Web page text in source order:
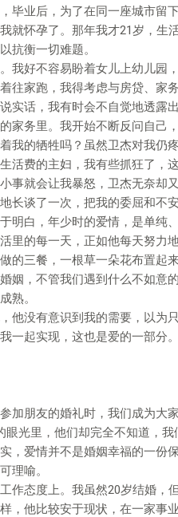
毕业后，为了在同一座城市留
就怀孕了。那年我才21岁，生
抗衡一切难题。
我好不容易盼着女儿上幼儿园
往家跑，我得考虑与房贷、家
实话，我有时会不自觉地透露
家务里。我开始不断反问自己
我的牺牲吗？虽然卫杰对我仍
活费的主妇，我有些抓狂了，
事就会让我暴怒，卫杰无奈却
长谈了一次，把我的委屈和不
明白，年少时的爱情，是单纯
里的每一天，正如他每天努力
的三餐，一根草一朵花布置起
姻，不管我们遇到什么不如意
熟。
他没有意识到我的需要，以为
一起实现，这也是爱的一部分。
加朋友的婚礼时，我们成为大
光里，他们却完全不知道，
，爱情并不是婚姻幸福的一份
理喻。
作态度上。我虽然20岁结婚，
，他比较安于现状，在一家事